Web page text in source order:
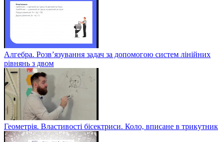
Алгебра. Розв’язування задач за допомогою систем лінійних
рівнянь з двом
Геометрія. Властивості бісектриси. Коло, вписане в трикутник